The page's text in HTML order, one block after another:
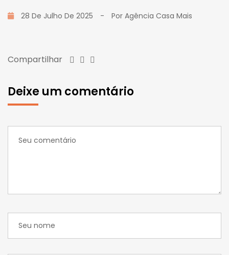
28 De Julho De 2025 - Por Agência Casa Mais
Compartilhar
Deixe um comentário